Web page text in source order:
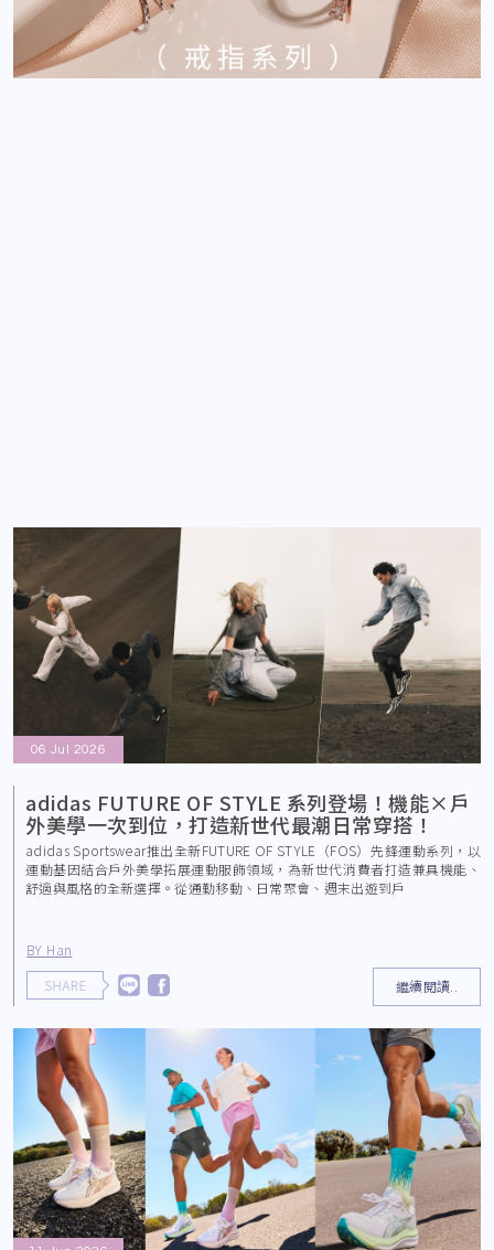
06 Jul 2026
BY Han
adidas FUTURE OF STYLE 系列登場！機能×戶
外美學一次到位，打造新世代最潮日常穿搭！
adidas Sportswear推出全新FUTURE OF STYLE（FOS）先鋒運動系列，以
運動基因結合戶外美學拓展運動服飾領域，為新世代消費者打造兼具機能、
舒適與風格的全新選擇。從通勤移動、日常聚會、週末出遊到戶
繼續閱讀..